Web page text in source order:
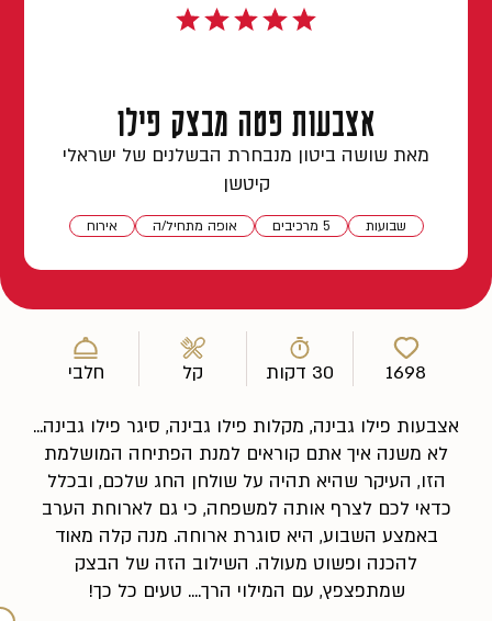
אצבעות פטה מבצק פילו
מאת שושה ביטון מנבחרת הבשלנים של ישראלי
קיטשן
שבועות 5 מרכיבים אופה מתחיל/ה אירוח
1698 30 דקות קל חלבי
אצבעות פילו גבינה, מקלות פילו גבינה, סיגר פילו גבינה...
לא משנה איך אתם קוראים למנת הפתיחה המושלמת
הזו, העיקר שהיא תהיה על שולחן החג שלכם, ובכלל
כדאי לכם לצרף אותה למשפחה, כי גם לארוחת הערב
באמצע השבוע, היא סוגרת ארוחה. מנה קלה מאוד
להכנה ופשוט מעולה. השילוב הזה של הבצק
שמתפצפץ, עם המילוי הרך.... טעים כל כך!